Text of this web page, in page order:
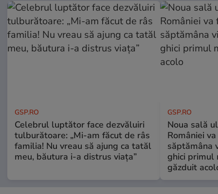
GSP.RO
Celebrul luptător face dezvăluiri
tulburătoare: „Mi-am făcut de râs
familia! Nu vreau să ajung ca tatăl
meu, băutura i-a distrus viața”
GSP.RO
Noua sală
României
săptămâna
ghici primul
găzduit